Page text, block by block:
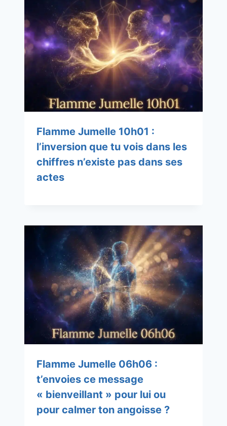
Flamme Jumelle 10h01 :
l’inversion que tu vois dans les
chiffres n’existe pas dans ses
actes
Flamme Jumelle 06h06 :
t’envoies ce message
« bienveillant » pour lui ou
pour calmer ton angoisse ?